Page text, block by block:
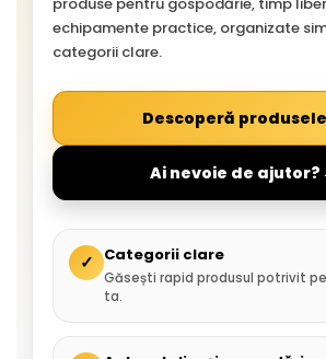
echipamente practice, organizate
categorii clare.
Descoperă produsele
Ai nevoie de ajutor?
✓ Categorii clare
Găsești rapid produsul potrivit
ta.